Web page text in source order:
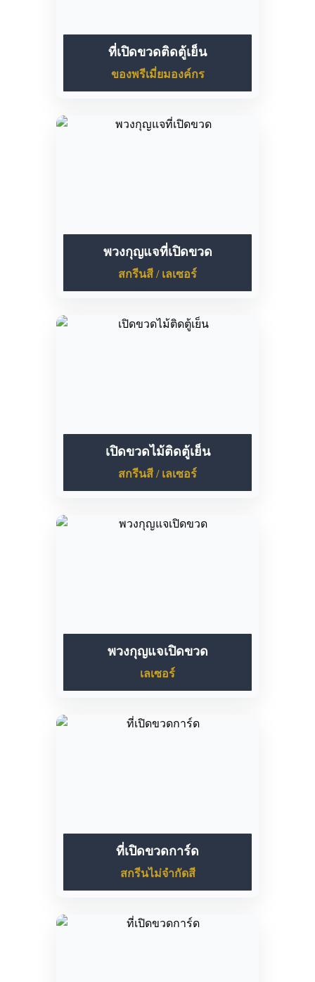
ที่เปิดขวดติดตู้เย็น
ของพรีเมี่ยมองค์กร
พวงกุญแจที่เปิดขวด
สกรีนสี / เลเซอร์
เปิดขวดไม้ติดตู้เย็น
สกรีนสี / เลเซอร์
พวงกุญแจเปิดขวด
เลเซอร์
ที่เปิดขวดการ์ด
สกรีนไม่จำกัดสี